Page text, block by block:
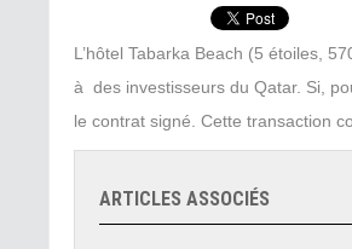
L’hôtel Tabarka Beach (5 étoiles,
à des investisseurs du Qatar. Si,
le contrat signé. Cette transaction
ARTICLES ASSOCIÉS